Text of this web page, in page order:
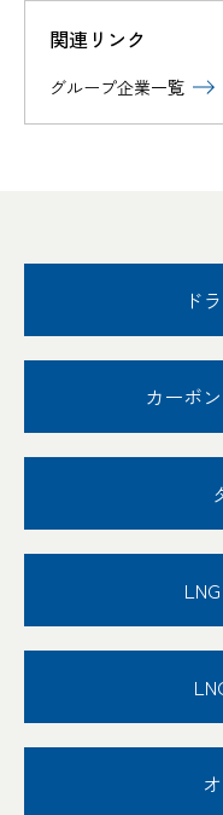
関連リンク
グループ企業一覧
ド
カーボ